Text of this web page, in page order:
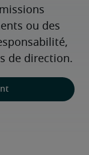
ou des
de direction.